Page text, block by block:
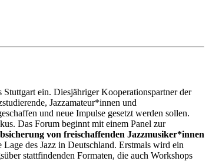
ein. Diesjähriger Kooperationspartner der
Jazzamateur*innen und
und neue Impulse gesetzt werden sollen.
Das Forum beginnt mit einem Panel zur
von freischaffenden Jazzmusiker*innen
des Jazz in Deutschland. Erstmals wird ein
stattfindenden Formaten, die auch Workshops